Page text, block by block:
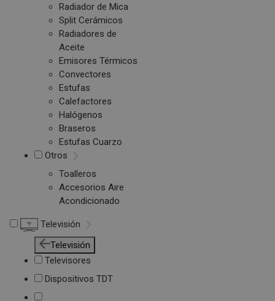
Radiador de Mica
Split Cerámicos
Radiadores de
Aceite
Emisores Térmicos
Convectores
Estufas
Calefactores
Halógenos
Braseros
Estufas Cuarzo
Otros
Toalleros
Accesorios Aire
Acondicionado
Televisión
Televisión
Televisores
Dispositivos TDT